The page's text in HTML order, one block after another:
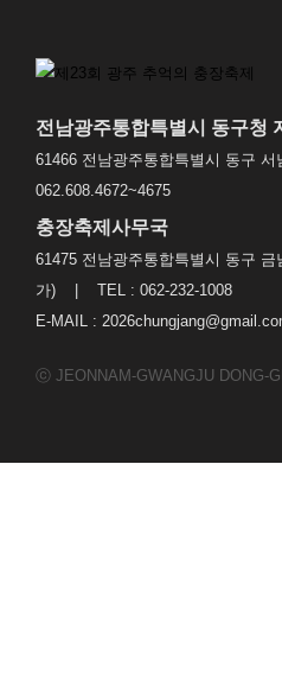
전남광주통합특별시 동구청
61466 전남광주통합특별시 동구
062.608.4672~4675
충장축제사무국
61475 전남광주통합특별시 동구
가) | TEL : 062-232-1008
E-MAIL :
ⓒ JEONNAM-GWANGJU DONG-